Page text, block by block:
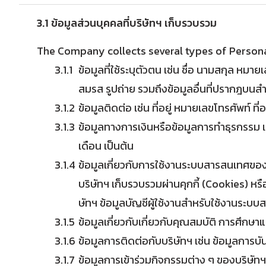
3.1 ข้อมูลส่วนบุคคลที่บริษัทฯ เก็บรวบรวม
The Company collects several types of
ข้อมูลที่ใช้ระบุตัวตน เช่น ชื่อ นามสกุล หมา
สมรส รูปถ่าย รวมถึงข้อมูลอื่นที่ปรากฎบนส
ข้อมูลติดต่อ เช่น ที่อยู่ หมายเลขโทรศัพท์
ข้อมูลทางการเงินหรือข้อมูลการทำธุรกรร
เดือน เป็นต้น
ข้อมูลเกี่ยวกับการใช้งานระบบสารสนเทศ
บริษัทฯ เก็บรวบรวมผ่านคุกกี้ (Cookies) ห
ษัทฯ ข้อมูลบัญชีผู้ใช้งานสำหรับใช้งานระบบ
ข้อมูลเกี่ยวกับเกี่ยวกับคุณสมบัติ การศึกษาแ
ข้อมูลการติดต่อกับบริษัทฯ เช่น ข้อมูลการ
ข้อมูลการเข้าร่วมกิจกรรมต่าง ๆ ของบริษัท